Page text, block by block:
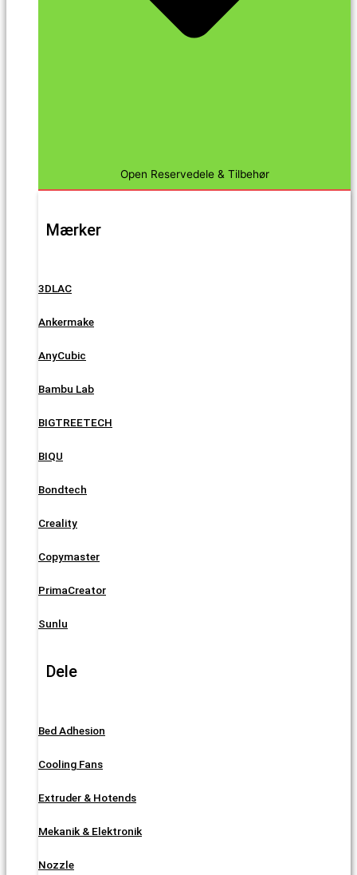
Open Reservedele & Tilbehør
Mærker
3DLAC
Ankermake
AnyCubic
Bambu Lab
BIGTREETECH
BIQU
Bondtech
Creality
Copymaster
PrimaCreator
Sunlu
Dele
Bed Adhesion
Cooling Fans
Extruder & Hotends
Mekanik & Elektronik
Nozzle